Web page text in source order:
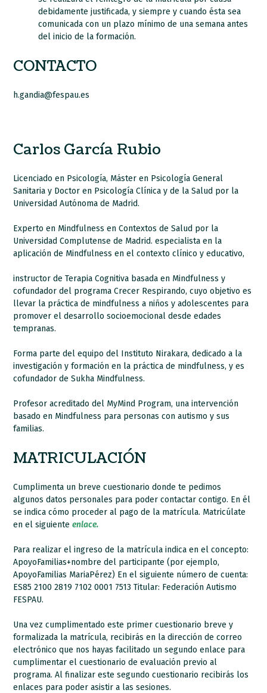
debidamente justificada, y siempre y cuando ésta sea
comunicada con un plazo mínimo de una semana antes
del inicio de la formación.
CONTACTO
h.gandia@fespau.es
Carlos García Rubio
Licenciado en Psicología, Máster en Psicología General
Sanitaria y Doctor en Psicología Clínica y de la Salud por la
Universidad Autónoma de Madrid.
Experto en Mindfulness en Contextos de Salud por la
Universidad Complutense de Madrid. especialista en la
aplicación de Mindfulness en el contexto clínico y educativo,
instructor de Terapia Cognitiva basada en Mindfulness y
cofundador del programa Crecer Respirando, cuyo objetivo es
llevar la práctica de mindfulness a niños y adolescentes para
promover el desarrollo socioemocional desde edades
tempranas.
Forma parte del equipo del Instituto Nirakara, dedicado a la
investigación y formación en la práctica de mindfulness, y es
cofundador de Sukha Mindfulness.
Profesor acreditado del MyMind Program, una intervención
basado en Mindfulness para personas con autismo y sus
familias.
MATRICULACIÓN
Cumplimenta un breve cuestionario donde te pedimos
algunos datos personales para poder contactar contigo. En él
se indica cómo proceder al pago de la matrícula. Matricúlate
en el siguienteenlace.
Para realizar el ingreso de la matrícula indica en el concepto:
ApoyoFamilias+nombre del participante (por ejemplo,
ApoyoFamilias MariaPérez) En el siguiente número de cuenta:
ES85 2100 2819 7102 0001 7513 Titular: Federación Autismo
FESPAU.
Una vez cumplimentado este primer cuestionario breve y
formalizada la matrícula, recibirás en la dirección de correo
electrónico que nos hayas facilitado un segundo enlace para
cumplimentar el cuestionario de evaluación previo al
programa. Al finalizar este segundo cuestionario recibirás los
enlaces para poder asistir a las sesiones.